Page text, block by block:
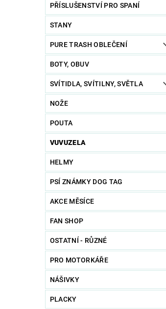
PŘÍSLUŠENSTVÍ PRO SPANÍ
STANY
PURE TRASH OBLEČENÍ
BOTY, OBUV
SVÍTIDLA, SVÍTILNY, SVĚTLA
NOŽE
POUTA
VUVUZELA
HELMY
PSÍ ZNÁMKY DOG TAG
AKCE MĚSÍCE
FAN SHOP
OSTATNÍ - RŮZNÉ
PRO MOTORKÁŘE
NÁŠIVKY
PLACKY